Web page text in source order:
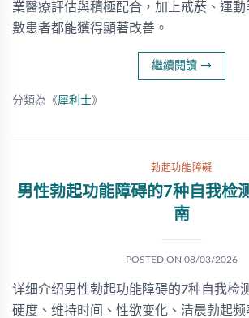
業醫療評估與積極配合，加上戒菸、運
數患者都能獲得顯著改善。
繼續閱讀 →
分類為《犀利士》
勃起功能障礙
男性勃起功能障碍的7种自我检
南
POSTED ON 08/03/2026
详细介绍男性勃起功能障碍的7种自我检
硬度、维持时间、性欲变化、清晨勃起